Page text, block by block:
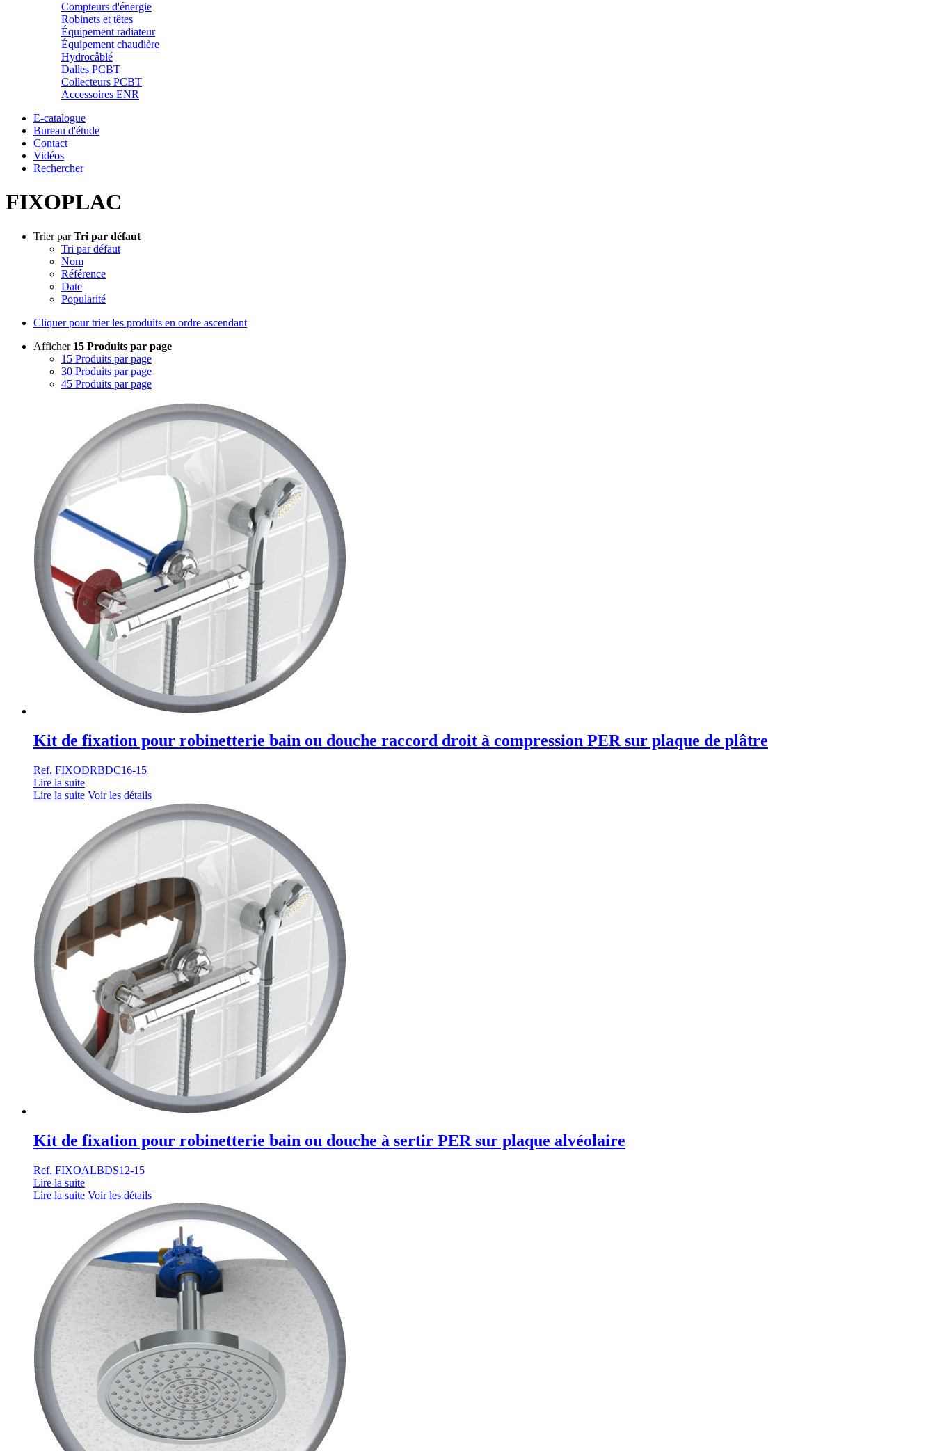
Compteurs d'énergie
Robinets et têtes
Équipement radiateur
Équipement chaudière
Hydrocâblé
Dalles PCBT
Collecteurs PCBT
Accessoires ENR
E-catalogue
Bureau d'étude
Contact
Vidéos
Rechercher
FIXOPLAC
Trier parTri par défaut
Tri par défaut
Nom
Référence
Date
Popularité
Cliquer pour trier les produits en ordre ascendant
Afficher 15 Produits par page
15 Produits par page
30 Produits par page
45 Produits par page
Kit de fixation pour robinetterie bain ou douche raccord droit à compression PER sur plaque de plâtre
Ref. FIXODRBDC16-15
Lire la suite
Lire la suite Voir les détails
Kit de fixation pour robinetterie bain ou douche à sertir PER sur plaque alvéolaire
Ref. FIXOALBDS12-15
Lire la suite
Lire la suite Voir les détails